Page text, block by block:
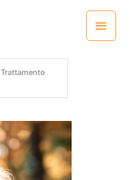
Menu
Trattamento